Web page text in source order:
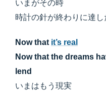
いまがその時
時計の針が終わりに達し
Now that it’s real
Now that the dreams
lend
いまはもう現実